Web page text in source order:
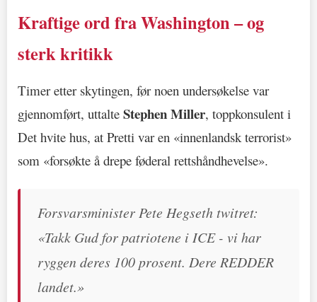
Kraftige ord fra Washington – og
sterk kritikk
Timer etter skytingen, før noen undersøkelse var
gjennomført, uttalte Stephen Miller, toppkonsulent i
Det hvite hus, at Pretti var en «innenlandsk terrorist»
som «forsøkte å drepe føderal rettshåndhevelse».
Forsvarsminister Pete Hegseth twitret:
«Takk Gud for patriotene i ICE - vi har
ryggen deres 100 prosent. Dere REDDER
landet.»